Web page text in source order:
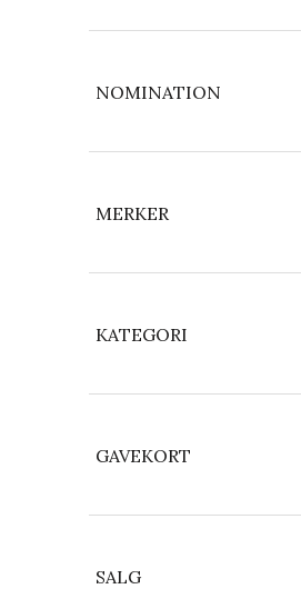
NOMINATION
MERKER
KATEGORI
GAVEKORT
SALG